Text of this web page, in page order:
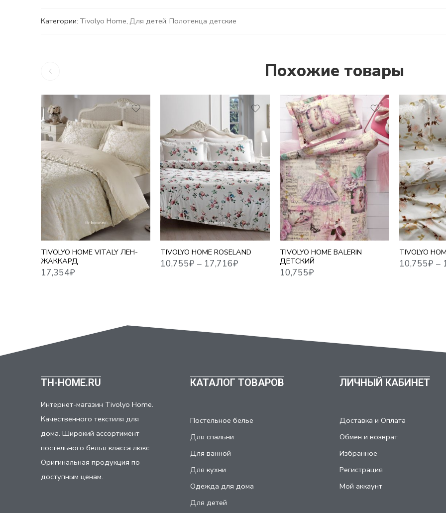
Категории: Tivolyo Home, Для детей, Полотенца детские
Похожие товары
TIVOLYO HOME VITALY ЛЕН-
ЖАККАРД
17,354 ₽
TIVOLYO HOME ROSELAND
10,755₽–17,716₽
1,5 СПАЛЬНЫЙ
ЕВРО СТАНДАРТ
СЕМЕЙНЫЙ
TIVOLYO HOME BALERIN
ДЕТСКИЙ
10,755₽
TIVOLYO
10,755 –17,716₽
1,5
ЕВРО
ЕВРО MAXI
СЕМЕЙНЫЙ
TH-HOME.RU
Интернет-магазин Tivolyo Home.
Качественного текстиля для
дома. Широкий ассортимент
постельного белья класса люкс.
Оригинальная продукция по
доступным ценам.
КАТАЛОГ ТОВАРОВ
Постельное белье
Для спальни
Для ванной
Для кухни
Одежда для дома
Для детей
ЛИЧНЫЙ КАБИНЕТ
Доставка и Оплата
Обмен и возврат
Избранное
Регистрация
Мой аккаунт